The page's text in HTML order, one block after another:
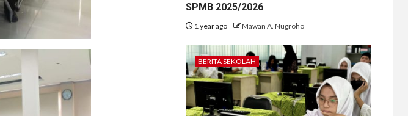
SPMB 2025/2026
1 year ago Mawan A. Nugroho
BERITA SEKOLAH